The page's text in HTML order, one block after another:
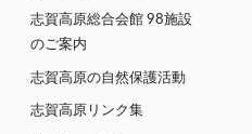
志賀高原総合会館 98施設
のご案内
志賀高原の自然保護活動
志賀高原リンク集